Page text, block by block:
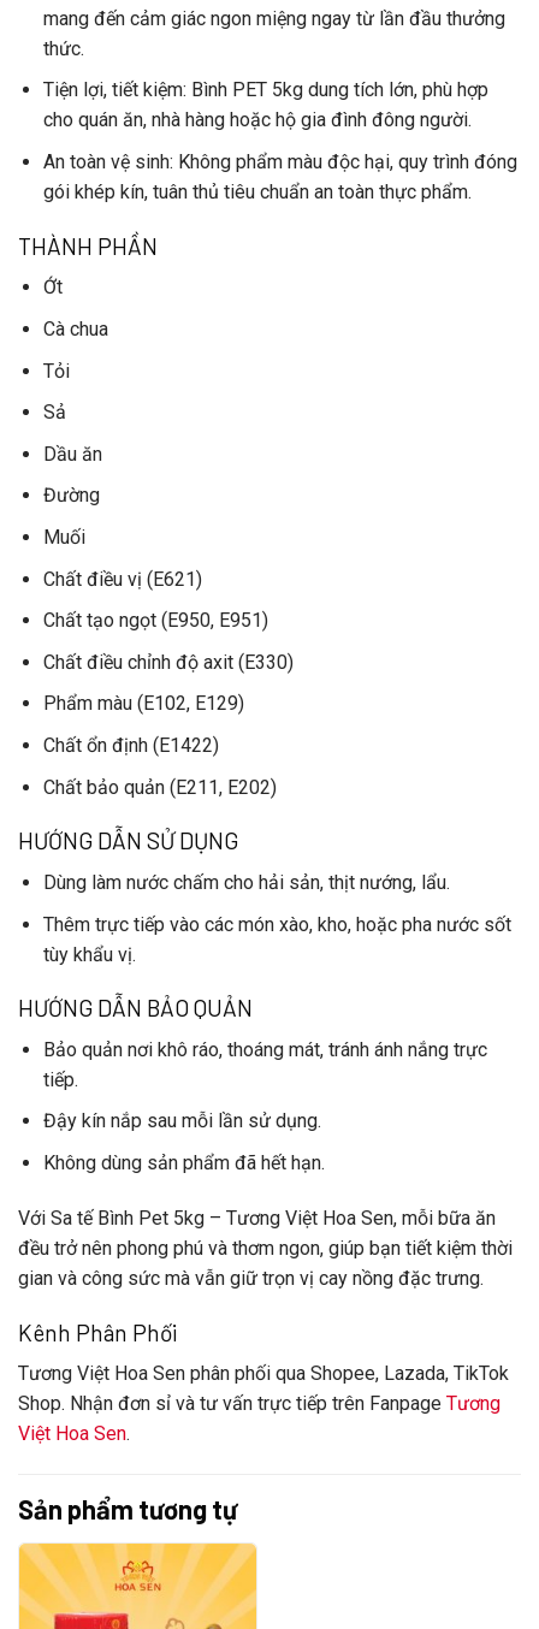
mang đến cảm giác ngon miệng ngay từ lần đầu thưởng
thức.
Tiện lợi, tiết kiệm: Bình PET 5kg dung tích lớn, phù hợp
cho quán ăn, nhà hàng hoặc hộ gia đình đông người.
An toàn vệ sinh: Không phẩm màu độc hại, quy trình đóng
gói khép kín, tuân thủ tiêu chuẩn an toàn thực phẩm.
THÀNH PHẦN
Ớt
Cà chua
Tỏi
Sả
Dầu ăn
Đường
Muối
Chất điều vị (E621)
Chất tạo ngọt (E950, E951)
Chất điều chỉnh độ axit (E330)
Phẩm màu (E102, E129)
Chất ổn định (E1422)
Chất bảo quản (E211, E202)
HƯỚNG DẪN SỬ DỤNG
Dùng làm nước chấmcho hải sản, thịt nướng, lẩu.
Thêm trực tiếp vào các món xào, kho, hoặc pha nước sốt
tùy khẩu vị.
HƯỚNG DẪN BẢO QUẢN
Bảo quản nơi khô ráo, thoáng mát, tránh ánh nắng trực
tiếp.
Đậy kín nắp sau mỗi lần sử dụng.
Không dùng sản phẩm đã hết hạn.
Với Sa tế Bình Pet 5kg – Tương Việt Hoa Sen, mỗi bữa ăn
đều trở nên phong phú và thơm ngon, giúp bạn tiết kiệm thời
gian và công sức mà vẫn giữ trọn vị cay nồng đặc trưng.
Kênh Phân Phối
Tương Việt Hoa Sen phân phối qua Shopee, Lazada, TikTok
Shop. Nhận đơn sỉ và tư vấn trực tiếp trên Fanpage Tương
Việt Hoa Sen.
Sản phẩm tương tự